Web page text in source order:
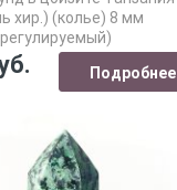
хир.) (колье) 8 мм
Подробнее